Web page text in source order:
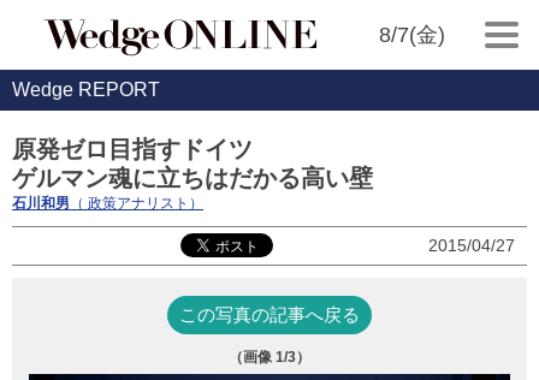
8/7(金)
Wedge REPORT
原発ゼロ目指すドイツ
ゲルマン魂に立ちはだかる高い壁
石川和男 （ 政策アナリスト）
2015/04/27
この写真の記事へ戻る
（画像 1/3）